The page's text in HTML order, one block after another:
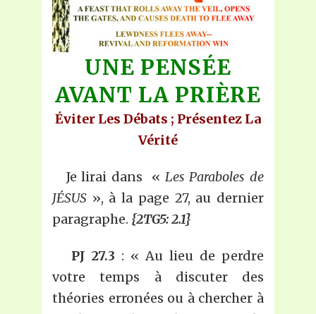
UNE PENSÉE
AVANT LA PRIÈRE
Éviter Les Débats ; Présentez La
Vérité
Je lirai dans « Les Paraboles de
JÉSUS », à la page 27, au dernier
paragraphe. {2TG5: 2.1}
PJ 27.3 : « Au lieu de perdre
votre temps à discuter des
théories erronées ou à chercher à